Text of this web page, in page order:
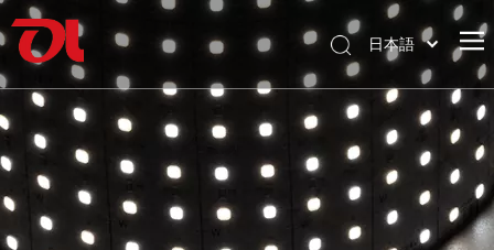
ホームページ
私たちに関しては
製品
応用
日本語
العربية
Français
Pусский
Español
Português